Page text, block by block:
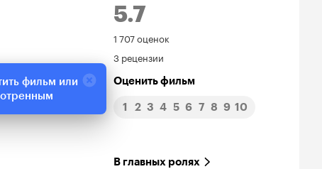
5.7
Рейтинг
Кинопоиска
5.7
1 707 оценок
3 рецензии
Оценить фильм
1 2 3 4 5 6 7 8 9 10
В главных ролях
фильм или